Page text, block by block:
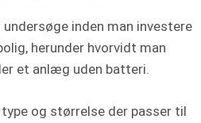
inden man investere
herunder hvorvidt man
et anlæg uden batteri.
og størrelse der passer til